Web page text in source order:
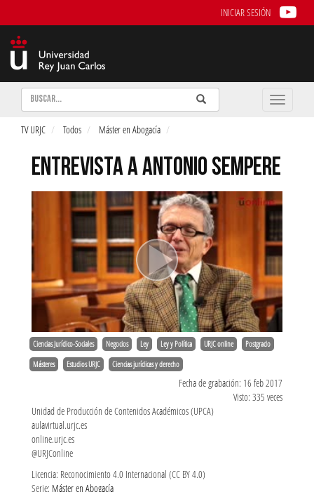
INICIAR SESIÓN
Buscar Enviar
Buscar
Toggle
TV URJC Todos Máster en Abogacía
ENTREVISTA A ANTONIO SEMPERE
Ciencias Jurídico-Sociales Negocios Ley Ley y Política URJC online Postgrado
Másteres Estudios URJC Ciencias jurídicas y derecho
Fecha de grabación: 16 feb 2017
Visto: 335 veces
Unidad de Producción de Contenidos Académicos (UPCA)
aulavirtual.urjc.es
online.urjc.es
@URJConline
Licencia: Reconocimiento 4.0 Internacional (CC BY 4.0)
Serie: Máster en Abogacía